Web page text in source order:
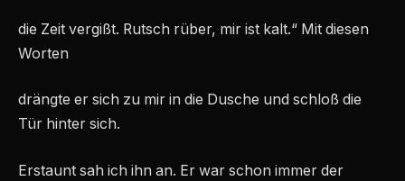
die Zeit vergißt. Rutsch rüber, mir ist kalt.“ Mit diesen
Worten
drängte er sich zu mir in die Dusche und schloß die
Tür hinter sich.
Erstaunt sah ich ihn an. Er war schon immer der